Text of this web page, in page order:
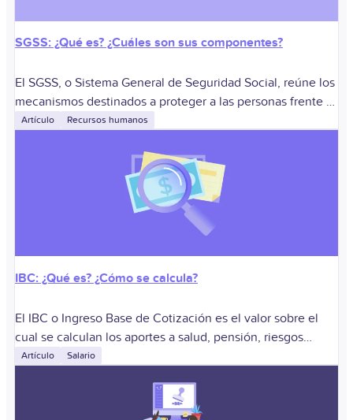
SGSS: ¿Qué es? ¿Cuáles son sus componentes?
El SGSS, o Sistema General de Seguridad Social, reúne los
mecanismos destinados a proteger a las personas frente a
situaciones relacionadas con la salud, la vejez, la
Artículo Recursos humanos
IBC: ¿Qué es? ¿Cómo se calcula?
El IBC o Ingreso Base de Cotización es el valor sobre el
cual se calculan los aportes a salud, pensión, riesgos
laborales y otras obligaciones del Sistema de la Protección
Artículo Salario